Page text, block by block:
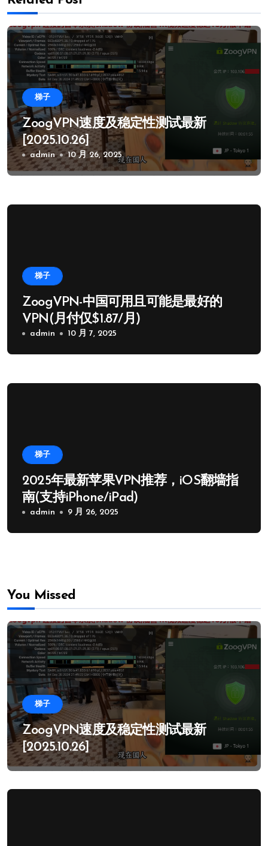
梯子
ZoogVPN速度及稳定性测试最新
[2025.10.26]
admin 10 月 26, 2025
梯子
ZoogVPN-中国可用且可能是最好的
VPN(月付仅$1.87/月)
admin 10 月 7, 2025
梯子
2025年最新苹果VPN推荐，iOS翻墙指
南(支持iPhone/iPad)
admin 9 月 26, 2025
You Missed
梯子
ZoogVPN速度及稳定性测试最新
[2025.10.26]